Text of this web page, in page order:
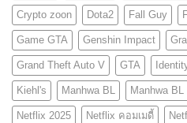
Crypto zoon Dota2 Fall Guy
Game GTA Genshin Impact
Grand Theft Auto V GTA
Kiehl's Manhwa BL Manhwa
Netflix 2025 Netflix คอมเมดี้